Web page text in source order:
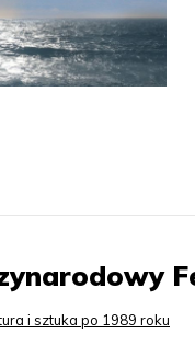
i sztuka po 1989 roku